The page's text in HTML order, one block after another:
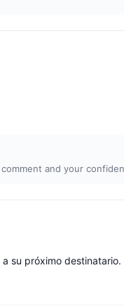
and your
su próximo destinatario.